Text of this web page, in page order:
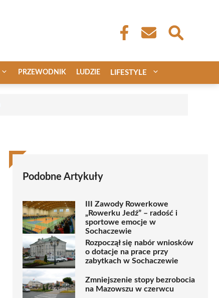
PRZEWODNIK LUDZIE LIFESTYLE
Podobne Artykuły
III Zawody Rowerkowe
„Rowerku Jedź” – radość i
sportowe emocje w
Sochaczewie
Rozpoczął się nabór wniosków
o dotacje na prace przy
zabytkach w Sochaczewie
Zmniejszenie stopy bezrobocia
na Mazowszu w czerwcu